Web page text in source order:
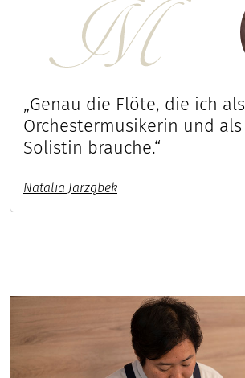
„Genau die Flöte, die ich als
Orchestermusikerin und als
Solistin brauche.“
Natalia Jarząbek